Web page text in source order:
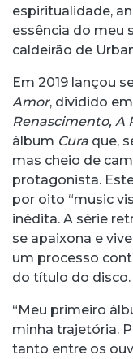
espiritualidade,
essência do meu
caldeirão de
Em 2019 lançou
Amor, dividido
Renascimento, A
álbum Cura que,
mas cheio de
protagonista.
por oito “music
inédita. A série
se apaixona e
um processo
do título do disco.
“Meu primeiro
minha trajetória.
tanto entre os